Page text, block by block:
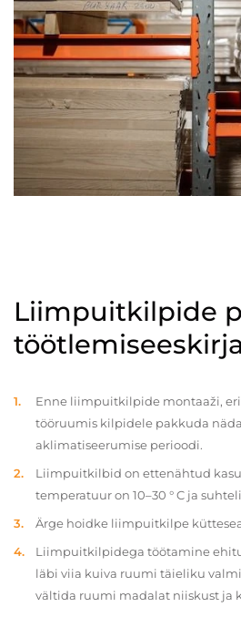
Liimpuitkilpide
Enne liimpuitkilpide montaaži,
tööruumis kilpidele pakkuda
aklimatiseerumise perioodi.
Liimpuitkilbid on ettenähtud
temperatuur on 10–30 ° C ja
Ärge hoidke liimpuitkilpe
Liimpuitkilpidega töötamine
läbi viia kuiva ruumi täieliku
vältida ruumi madalat niiskust ja